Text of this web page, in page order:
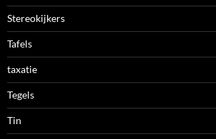
Stereokijkers
Tafels
taxatie
Tegels
Tin